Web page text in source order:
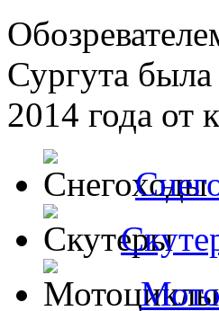
Сургута была
2014 года от